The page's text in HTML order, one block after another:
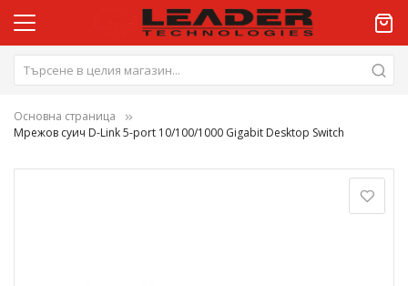
Основна страница
Мрежов суич D-Link 5-port 10/100/1000 Gigabit Desktop Switch